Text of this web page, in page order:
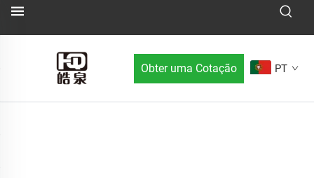
Obter uma Cotação PT